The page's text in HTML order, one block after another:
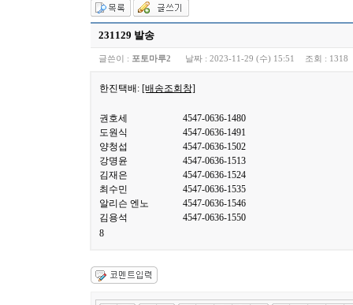
231129 발송
글쓴이 : 포토마루2 날짜 : 2023-11-29 (수) 15:51 조회 : 1318
한진택배: [배송조회창]
권호세
4547-0636-1480
도원식
4547-0636-1491
양청섭
4547-0636-1502
강명윤
4547-0636-1513
김재은
4547-0636-1524
최수민
4547-0636-1535
알리슨 엔노
4547-0636-1546
김용석
4547-0636-1550
8